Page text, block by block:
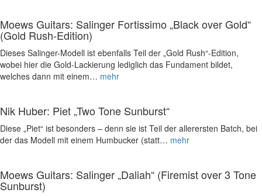
Moews Guitars: Salinger Fortissimo „Black over Gold“
(Gold Rush-Edition)
Dieses Salinger-Modell ist ebenfalls Teil der „Gold Rush“-Edition,
wobei hier die Gold-Lackierung lediglich das Fundament bildet,
welches dann mit einem… mehr
Nik Huber: Piet „Two Tone Sunburst“
Diese „Piet“ ist besonders – denn sie ist Teil der allerersten Batch, bei
der das Modell mit einem Humbucker (statt… mehr
Moews Guitars: Salinger „Daliah“ (Firemist over 3 Tone
Sunburst)